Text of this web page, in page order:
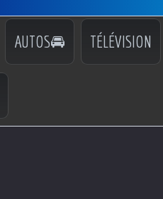
AUTOS🚘 TÉLÉVISION